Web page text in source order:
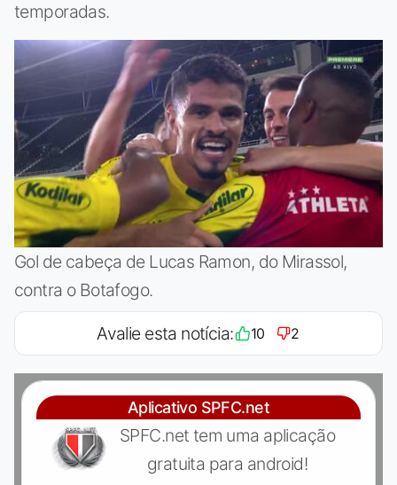
temporadas.
Gol de cabeça de Lucas Ramon, do Mirassol,
contra o Botafogo.
Avalie esta notícia: 10 2
Aplicativo SPFC.net
SPFC.net tem uma aplicação
gratuita para android!